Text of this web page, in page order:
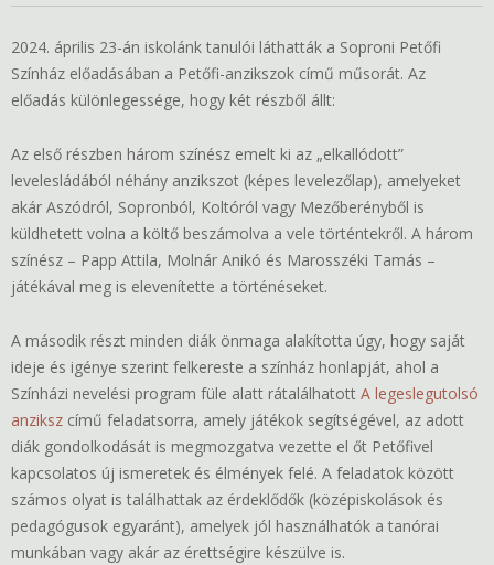
2024. április 23-án iskolánk tanulói láthatták a Soproni Petőfi
Színház előadásában a Petőfi-anzikszok című műsorát. Az
előadás különlegessége, hogy két részből állt:
Az első részben három színész emelt ki az „elkallódott”
levelesládából néhány anzikszot (képes levelezőlap), amelyeket
akár Aszódról, Sopronból, Koltóról vagy Mezőberényből is
küldhetett volna a költő beszámolva a vele történtekről. A három
színész – Papp Attila, Molnár Anikó és Marosszéki Tamás –
játékával meg is elevenítette a történéseket.
A második részt minden diák önmaga alakította úgy, hogy saját
ideje és igénye szerint felkereste a színház honlapját, ahol a
Színházi nevelési program füle alatt rátalálhatott A legeslegutolsó
anziksz című feladatsorra, amely játékok segítségével, az adott
diák gondolkodását is megmozgatva vezette el őt Petőfivel
kapcsolatos új ismeretek és élmények felé. A feladatok között
számos olyat is találhattak az érdeklődők (középiskolások és
pedagógusok egyaránt), amelyek jól használhatók a tanórai
munkában vagy akár az érettségire készülve is.